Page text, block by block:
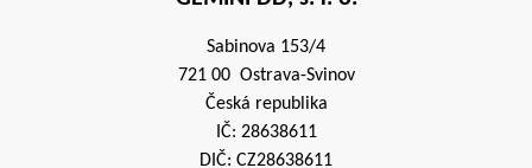
Sabinova 153/4
721 00 Ostrava-Svinov
Česká republika
IČ: 28638611
DIČ: CZ28638611